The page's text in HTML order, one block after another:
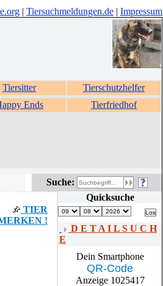
| Tiersuchmeldungen.de | Impressum
Tiersitter
Tierschutzhelfer
Ends Tierfriedhof
Suche:
TIER
!
Quicksuche
D E T A I L S U C H
E
Dein Smartphone
QR-Code
Anzeige 1025417